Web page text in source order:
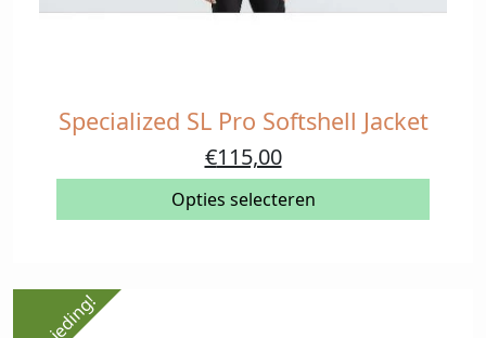
Specialized SL Pro Softshell Jacket
Oorspronkelijke
prijs
was:
€115,00Huidige
prijs
is:
Opties selecteren
Dit
variaties.
kan
gekozen